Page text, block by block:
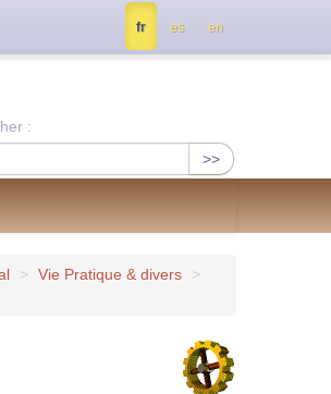
:
>>
> Vie Pratique & divers
>
fr es en
!